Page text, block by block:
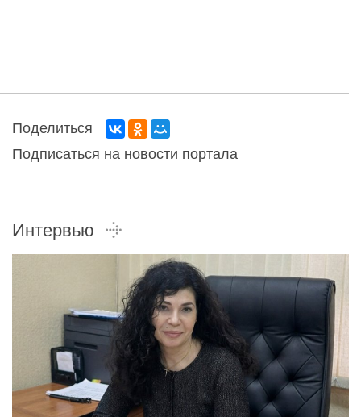
Поделиться
Подписаться на новости портала
Интервью